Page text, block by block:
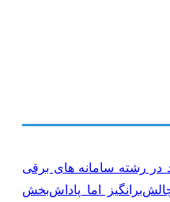
رشته سامانه های برقی
اما پاداش‌بخش